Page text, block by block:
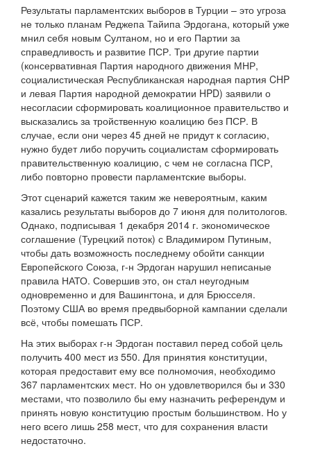
Результаты парламентских выборов в Турции – это угроза
не только планам Реджепа Тайипа Эрдогана, который уже
мнил себя новым Султаном, но и его Партии за
справедливость и развитие ПСР. Три другие партии
(консервативная Партия народного движения МНР,
социалистическая Республиканская народная партия CHP
и левая Партия народной демократии HPD) заявили о
несогласии сформировать коалиционное правительство и
высказались за тройственную коалицию без ПСР. В
случае, если они через 45 дней не придут к согласию,
нужно будет либо поручить социалистам сформировать
правительственную коалицию, с чем не согласна ПСР,
либо повторно провести парламентские выборы.
Этот сценарий кажется таким же невероятным, каким
казались результаты выборов до 7 июня для политологов.
Однако, подписывая 1 декабря 2014 г. экономическое
соглашение (Турецкий поток) с Владимиром Путиным,
чтобы дать возможность последнему обойти санкции
Европейского Союза, г-н Эрдоган нарушил неписаные
правила НАТО. Совершив это, он стал неугодным
одновременно и для Вашингтона, и для Брюсселя.
Поэтому США во время предвыборной кампании сделали
всё, чтобы помешать ПСР.
На этих выборах г-н Эрдоган поставил перед собой цель
получить 400 мест из 550. Для принятия конституции,
которая предоставит ему все полномочия, необходимо
367 парламентских мест. Но он удовлетворился бы и 330
местами, что позволило бы ему назначить референдум и
принять новую конституцию простым большинством. Но у
него всего лишь 258 мест, что для сохранения власти
недостаточно.